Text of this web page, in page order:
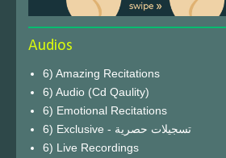
Audios
6) Amazing Recitations
6) Audio (Cd Qaulity)
6) Emotional Recitations
6) Exclusive - تسجيلات حصرية
6) Live Recordings